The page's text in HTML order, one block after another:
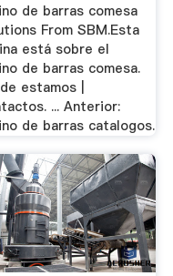
de barras comesa
From SBM.Esta
está sobre el
de barras comesa.
estamos |
... Anterior:
de barras catalogos.